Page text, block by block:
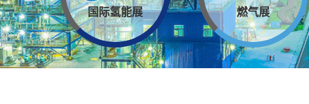
国际氢能展 燃气展